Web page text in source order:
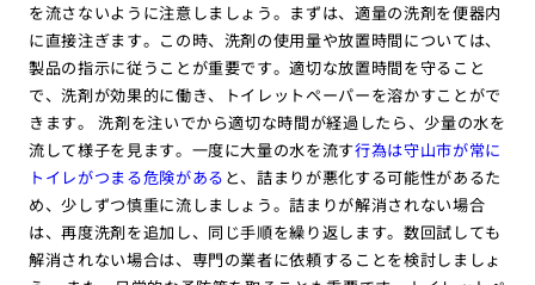
を流さないように注意しましょう。まずは、適量の洗剤を便器内
に直接注ぎます。この時、洗剤の使用量や放置時間については、
製品の指示に従うことが重要です。適切な放置時間を守ること
で、洗剤が効果的に働き、トイレットペーパーを溶かすことがで
きます。 洗剤を注いでから適切な時間が経過したら、少量の水を
流して様子を見ます。一度に大量の水を流す行為は守山市が常に
トイレがつまる危険がある と、詰まりが悪化する可能性があるた
め、少しずつ慎重に流しましょう。詰まりが解消されない場合
は、再度洗剤を追加し、同じ手順を繰り返します。数回試しても
解消されない場合は、専門の業者に依頼することを検討しましょ